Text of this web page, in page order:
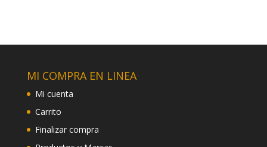
MI COMPRA EN LINEA
Mi cuenta
Carrito
Finalizar compra